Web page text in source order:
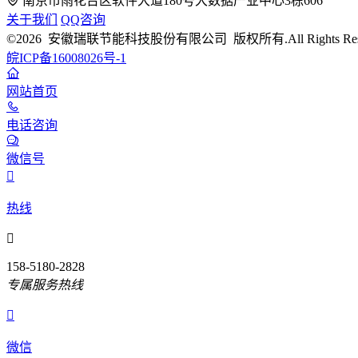
关于我们
QQ咨询
©2026 安徽瑞联节能科技股份有限公司 版权所有.All Rights
皖ICP备16008026号-1
网站首页
电话咨询
微信号

热线

158-5180-2828
专属服务热线

微信